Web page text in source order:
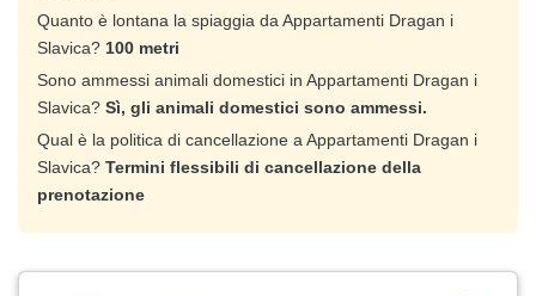
Quanto è lontana la spiaggia da Appartamenti Dragan i
Slavica? 100 metri
Sono ammessi animali domestici in Appartamenti Dragan i
Slavica? Sì, gli animali domestici sono ammessi.
Qual è la politica di cancellazione a Appartamenti Dragan i
Slavica? Termini flessibili di cancellazione della
prenotazione